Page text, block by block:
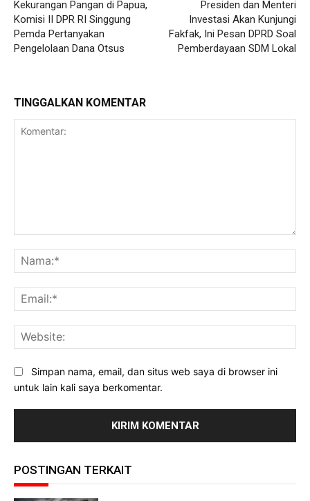
Kekurangan Pangan di Papua,
Komisi II DPR RI Singgung
Pemda Pertanyakan
Pengelolaan Dana Otsus
Presiden dan Menteri
Investasi Akan Kunjungi
Fakfak, Ini Pesan DPRD Soal
Pemberdayaan SDM Lokal
TINGGALKAN KOMENTAR
Simpan nama, email, dan situs web saya di browser ini
untuk lain kali saya berkomentar.
POSTINGAN TERKAIT